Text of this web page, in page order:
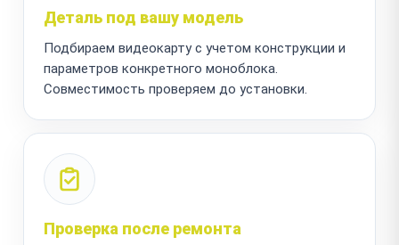
Деталь под вашу модель
Подбираем видеокарту с учетом конструкции и
параметров конкретного моноблока.
Совместимость проверяем до установки.
Проверка после ремонта